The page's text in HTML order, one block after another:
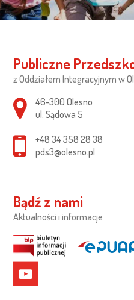
Publiczne
z Oddziałem Integracyjnym w
Adres pocztowy:
46-300 Olesno
ul. Sądowa 5
+48 34 358 28 38
pds3@olesno.pl
Bądź z nami
Aktualności i informacje